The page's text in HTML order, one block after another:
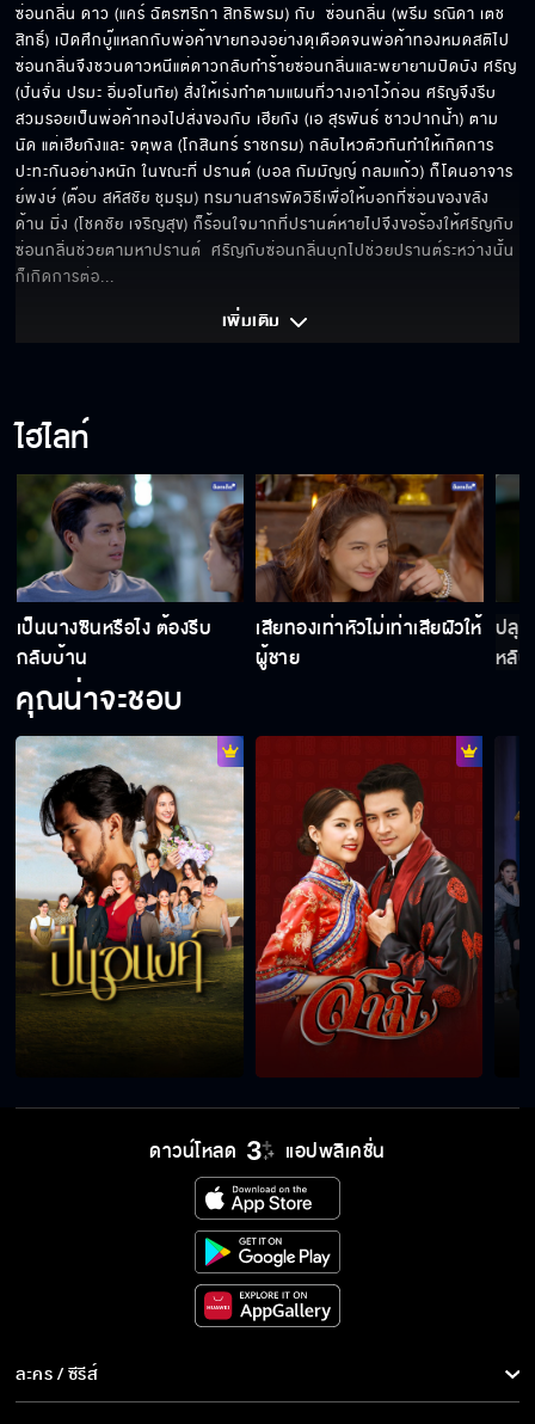
ไม่ได้มาขอเงินแต่มาขออนุญาต
นับสิ ขอเป็นแฟนกี่รอบ
เห็นผีแล้วใช่มั้ย
มึงเป็นเบาหวานแน่ ๆ
พร้อมนะอาวุธครบมือแล้ว
ไม่รู้ว่าชอบแค่ไหน แต่อยู่ด้วยแล้วมีความสุข
ผู้ชายต้องเป็นคนใส่ให้ไม่ใช่เหรอ
เห็นว่ามันรวยก็เลยใจอ่อนงั้นสิ
แล้วมึงจะปลอมตัวกันทำไม
ช่างซ่อม Internet คนใหม่ครับ
ซ่อนกลิ่น ดาว (แคร์ ฉัตรฑริกา สิทธิพรม) กับ  ซ่อนกลิ่น (พรีม รณิดา เตช
สิทธิ์) เปิดศึกบู๊แหลกกับพ่อค้าขายทองอย่างดุเดือดจนพ่อค้าทองหมดสติไป
ซ่อนกลิ่นจึงชวนดาวหนีแต่ดาวกลับทำร้ายซ่อนกลิ่นและพยายามปิดบัง ศรัญ
(ปั่นจั่น ปรมะ อิ่มอโนทัย) สั่งให้เร่งทำตามแผนที่วางเอาไว้ก่อน ศรัญจึงรีบ
สวมรอยเป็นพ่อค้าทองไปส่งของกับ เฮียกัง (เอ สุรพันธ์ ชาวปากน้ำ) ตาม
นัด แต่เฮียกังและ จตุพล (โกสินทร์ ราชกรม) กลับไหวตัวทันทำให้เกิดการ
ปะทะกันอย่างหนัก ในขณะที่ ปรานต์ (บอล กัมมัญญ์ กลมแก้ว) ก็โดนอาจาร
ย์พงษ์ (ต๊อบ สหัสชัย ชุมรุม) ทรมานสารพัดวิธีเพื่อให้บอกที่ซ่อนของขลัง
ด้าน มิ่ง (โชคชัย เจริญสุข) ก็ร้อนใจมากที่ปรานต์หายไปจึงขอร้องให้ศรัญกับ
ซ่อนกลิ่นช่วยตามหาปรานต์  ศรัญกับซ่อนกลิ่นบุกไปช่วยปรานต์ระหว่างนั้น
ก็เกิดการต่อ...
เพิ่มเติม
ไฮไลท์
เป็นนางซินหรือไง ต้องรีบ
กลับบ้าน
เสียทองเท่าหัวไม่เท่าเสียผัวให้
ผู้ชาย
ปลุ
หลั
คุณน่าจะชอบ
ดาวน์โหลด แอปพลิเคชั่น
ละคร / ซีรีส์
ละคร/ซีรีส์